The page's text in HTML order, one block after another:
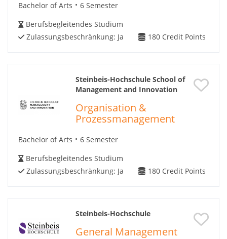
Bachelor of Arts
6 Semester
Berufsbegleitendes Studium
Zulassungsbeschränkung: Ja 180 Credit Points
Steinbeis-Hochschule School of
Management and Innovation
Organisation &
Prozessmanagement
Bachelor of Arts
6 Semester
Berufsbegleitendes Studium
Zulassungsbeschränkung: Ja 180 Credit Points
Steinbeis-Hochschule
General Management